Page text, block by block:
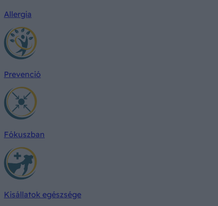
Allergia
Prevenció
Fókuszban
Kisállatok egészsége